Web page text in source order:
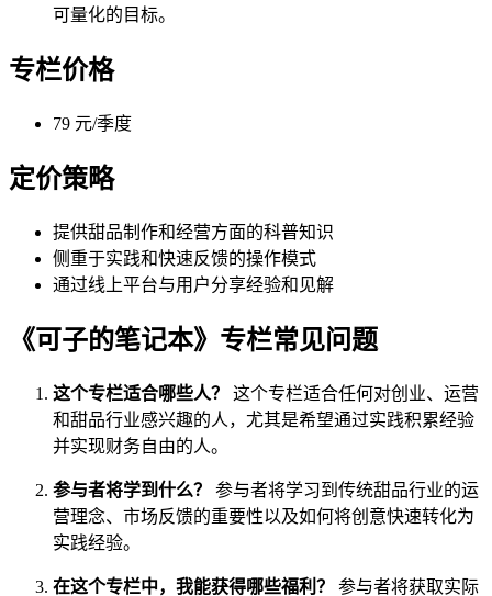
可量化的目标。
专栏价格
79 元/季度
定价策略
提供甜品制作和经营方面的科普知识
侧重于实践和快速反馈的操作模式
通过线上平台与用户分享经验和见解
《可子的笔记本》专栏常见问题
这个专栏适合哪些人？
这个专栏适合任何对创业、运营
和甜品行业感兴趣的人，尤其是希望通过实践积累经验
并实现财务自由的人。
参与者将学到什么？
参与者将学习到传统甜品行业的运
营理念、市场反馈的重要性以及如何将创意快速转化为
实践经验。
在这个专栏中，我能获得哪些福利？ 参与者将获取实际